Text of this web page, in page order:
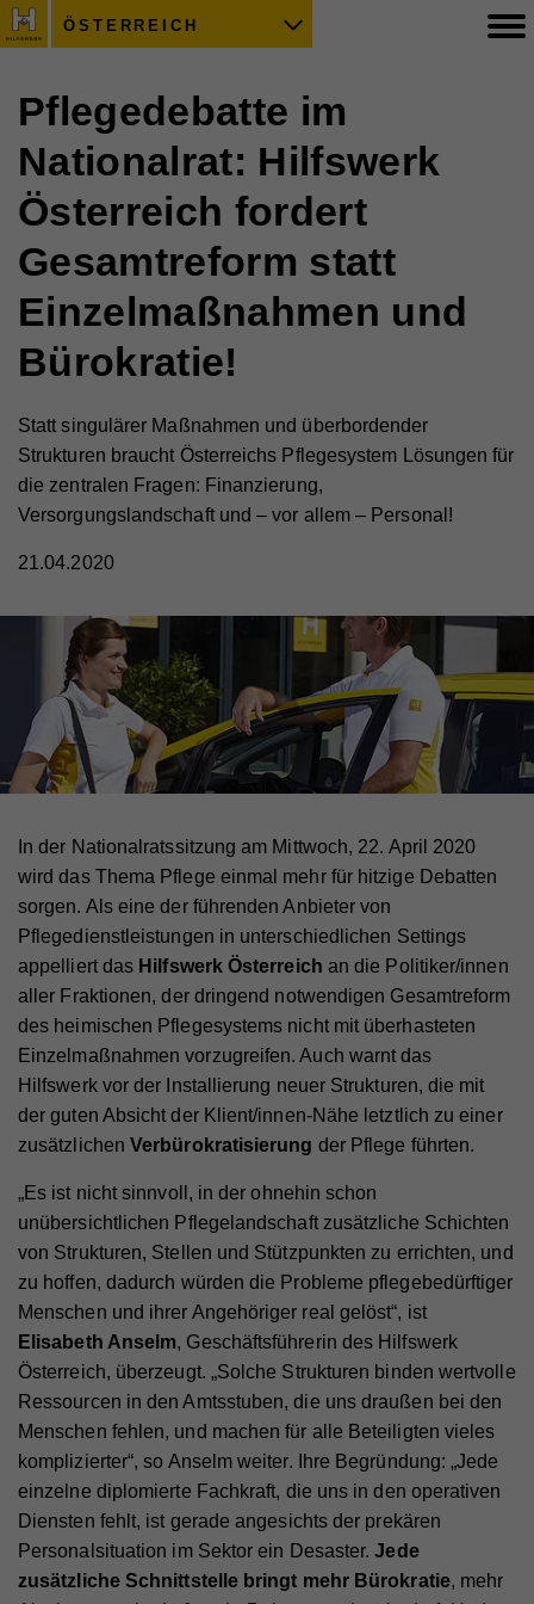
ÖSTERREICH
Pflegedebatte im
Nationalrat: Hilfswerk
Österreich fordert
Gesamtreform statt
Einzelmaßnahmen und
Bürokratie!
Statt singulärer Maßnahmen und überbordender
Strukturen braucht Österreichs Pflegesystem Lösungen für
die zentralen Fragen: Finanzierung,
Versorgungslandschaft und – vor allem – Personal!
21.04.2020
In der Nationalratssitzung am Mittwoch, 22. April 2020
wird das Thema Pflege einmal mehr für hitzige Debatten
sorgen. Als eine der führenden Anbieter von
Pflegedienstleistungen in unterschiedlichen Settings
appelliert das Hilfswerk Österreich an die Politiker/innen
aller Fraktionen, der dringend notwendigen Gesamtreform
des heimischen Pflegesystems nicht mit überhasteten
Einzelmaßnahmen vorzugreifen. Auch warnt das
Hilfswerk vor der Installierung neuer Strukturen, die mit
der guten Absicht der Klient/innen-Nähe letztlich zu einer
zusätzlichenVerbürokratisierung der Pflege führten.
„Es ist nicht sinnvoll, in der ohnehin schon
unübersichtlichen Pflegelandschaft zusätzliche Schichten
von Strukturen, Stellen und Stützpunkten zu errichten, und
zu hoffen, dadurch würden die Probleme pflegebedürftiger
Menschen und ihrer Angehöriger real gelöst“, ist
Elisabeth Anselm, Geschäftsführerin des Hilfswerk
Österreich, überzeugt. „Solche Strukturen binden wertvolle
Ressourcen in den Amtsstuben, die uns draußen bei den
Menschen fehlen, und machen für alle Beteiligten vieles
komplizierter“, so Anselm weiter. Ihre Begründung: „Jede
einzelne diplomierte Fachkraft, die uns in den operativen
Diensten fehlt, ist gerade angesichts der prekären
Personalsituation im Sektor ein Desaster.Jede
zusätzliche Schnittstelle bringt mehr Bürokratie, mehr